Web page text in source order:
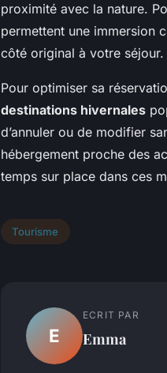
proximité avec la nature.
permettent une immersion
côté original à votre séjour.
Pour optimiser sa
destinations hivernales
d’annuler ou de modifier
hébergement proche des
temps sur place dans ces
Tourisme
E
ECRIT PAR
Emma